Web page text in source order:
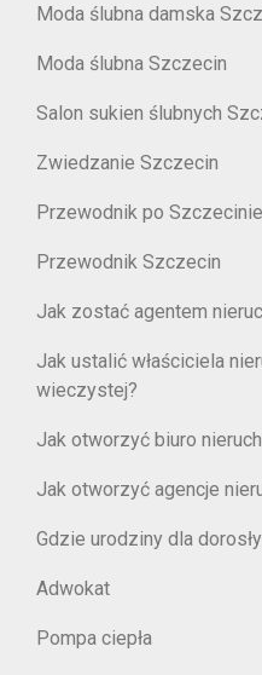
Moda ślubna damska
Moda ślubna Szczecin
Salon sukien ślubnych
Zwiedzanie Szczecin
Przewodnik po Szczecinie
Przewodnik Szczecin
Jak zostać agentem
Jak ustalić właściciela
wieczystej?
Jak otworzyć biuro
Jak otworzyć agencje
Gdzie urodziny dla
Adwokat
Pompa ciepła